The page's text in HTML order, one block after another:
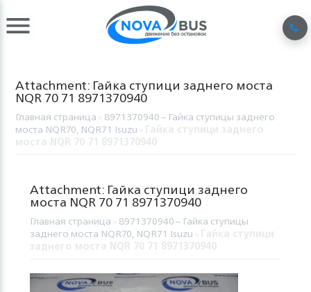
Attachment: Гайка ступици заднего моста
NQR 70 71 8971370940
Главная страница 8971370940 – Гайка ступицы заднего
моста NQR70, NQR71 Isuzu
Attachment: Гайка ступици заднего
моста NQR 70 71 8971370940
Главная страница 8971370940 – Гайка ступицы
заднего моста NQR70, NQR71 Isuzu